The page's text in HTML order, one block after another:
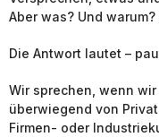
Aber was? Und
Die Antwort lautet –
Wir sprechen, wenn
überwiegend von
Firmen- oder